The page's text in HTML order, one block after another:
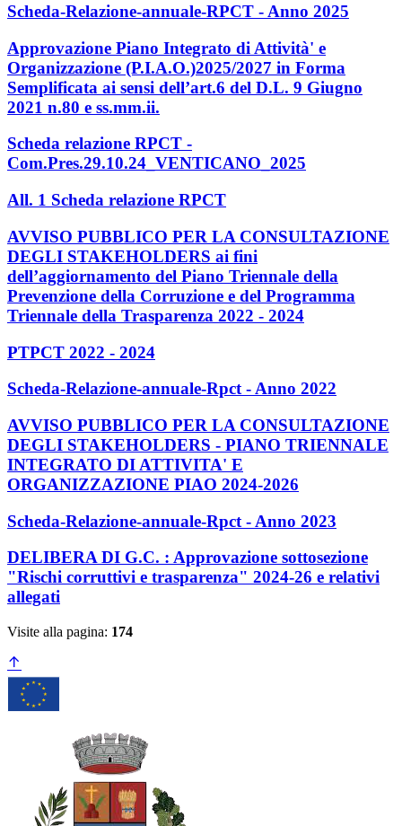
Scheda-Relazione-annuale-RPCT - Anno 2025
Approvazione Piano Integrato di Attività' e
Organizzazione (P.I.A.O.)2025/2027 in Forma
Semplificata ai sensi dell’art.6 del D.L. 9 Giugno
2021 n.80 e ss.mm.ii.
Scheda relazione RPCT -
Com.Pres.29.10.24_VENTICANO_2025
All. 1 Scheda relazione RPCT
AVVISO PUBBLICO PER LA CONSULTAZIONE
DEGLI STAKEHOLDERS ai fini
dell’aggiornamento del Piano Triennale della
Prevenzione della Corruzione e del Programma
Triennale della Trasparenza 2022 - 2024
PTPCT 2022 - 2024
Scheda-Relazione-annuale-Rpct - Anno 2022
AVVISO PUBBLICO PER LA CONSULTAZIONE
DEGLI STAKEHOLDERS - PIANO TRIENNALE
INTEGRATO DI ATTIVITA' E
ORGANIZZAZIONE PIAO 2024-2026
Scheda-Relazione-annuale-Rpct - Anno 2023
DELIBERA DI G.C. : Approvazione sottosezione
"Rischi corruttivi e trasparenza" 2024-26 e relativi
allegati
Visite alla pagina: 174